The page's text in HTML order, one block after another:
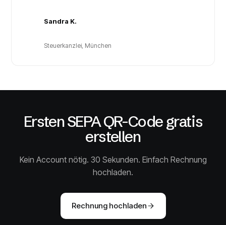
Sandra K.
Steuerkanzlei, München
Ersten SEPA QR-Code gratis
erstellen
Kein Account nötig. 30 Sekunden. Einfach Rechnung
hochladen.
Rechnung hochladen